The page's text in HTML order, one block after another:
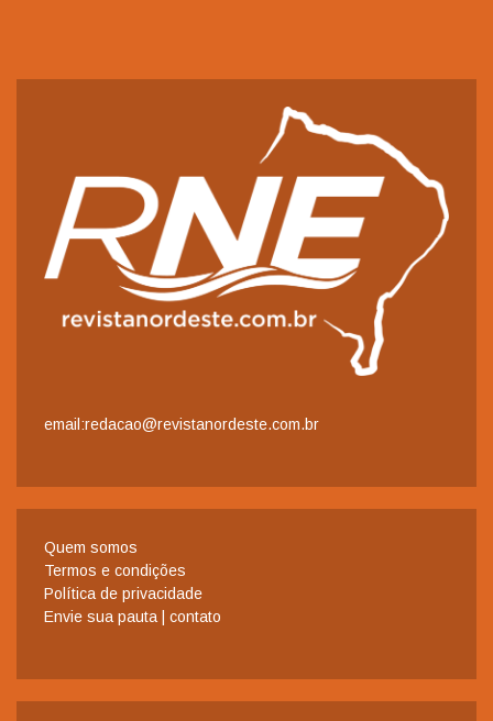
email:redacao@revistanordeste.com.br
Quem somos
Termos e condições
Política de privacidade
Envie sua pauta | contato